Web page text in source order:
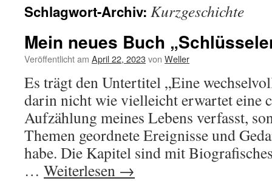
Schlagwort-Archiv: Kurzgeschichte
Mein neues Buch
Veröffentlicht am April 22, 2023von Weller
Es trägt den Untertitel „Eine
darin nicht wie vielleicht erwartet eine
Aufzählung meines Lebens verfasst,
Themen geordnete Ereignisse und
habe. Die Kapitel sind mit
… Weiterlesen →